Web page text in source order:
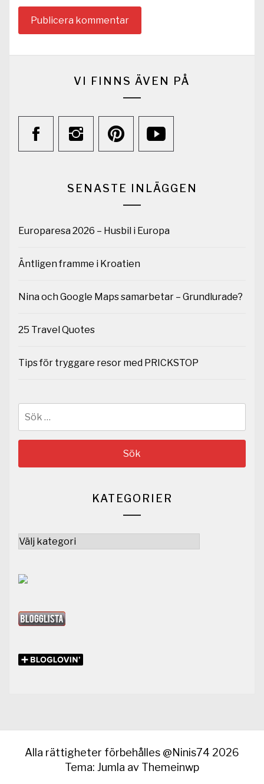
VI FINNS ÄVEN PÅ
SENASTE INLÄGGEN
Europaresa 2026 – Husbil i Europa
Äntligen framme i Kroatien
Nina och Google Maps samarbetar – Grundlurade?
25 Travel Quotes
Tips för tryggare resor med PRICKSTOP
KATEGORIER
Kategorier
Alla rättigheter förbehålles @Ninis74 2026
Tema: Jumla av Themeinwp